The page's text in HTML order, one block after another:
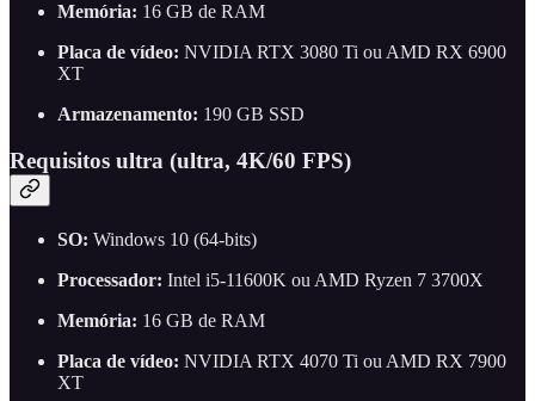
Memória: 16 GB de RAM
Placa de vídeo: NVIDIA RTX 3080 Ti ou AMD RX 6900
XT
Armazenamento: 190 GB SSD
Requisitos ultra (ultra, 4K/60 FPS)
SO: Windows 10 (64-bits)
Processador: Intel i5-11600K ou AMD Ryzen 7 3700X
Memória: 16 GB de RAM
Placa de vídeo: NVIDIA RTX 4070 Ti ou AMD RX 7900
XT